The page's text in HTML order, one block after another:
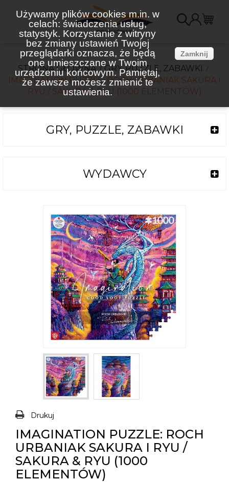
Używamy plików cookies m.in. w
celach: świadczenia usług,
statystyk. Korzystanie z witryny
bez zmiany ustawień Twojej
przeglądarki oznacza, że będą
one umieszczane w Twoim
urządzeniu końcowym. Pamiętaj,
że zawsze możesz zmienić te
ustawienia.
Zamknij
STRONA GŁÓWNA
GRY, PUZZLE, ZABAWKI
IMAGINATION PUZZLE: ROCH URBANIAK SAKURA I
RYU / SAKURA & RYU (1000 ELEMENTÓW)
GRY, PUZZLE, ZABAWKI
WYDAWCY
Drukuj
IMAGINATION PUZZLE: ROCH
URBANIAK SAKURA I RYU /
SAKURA & RYU (1000
ELEMENTÓW)